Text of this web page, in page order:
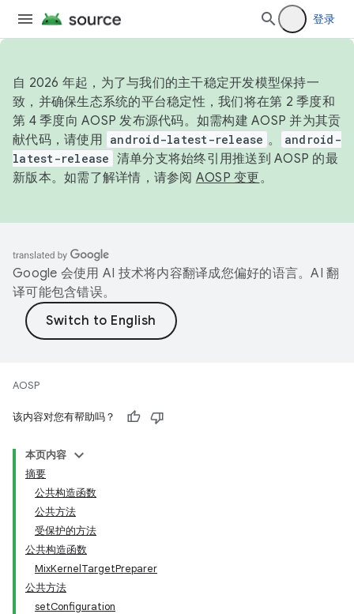
登录
自 2026 年起，为了与我们的主干稳定开发模型保持一
致，并确保生态系统的平台稳定性，我们将在第 2 季度和
第 4 季度向 AOSP 发布源代码。如需构建 AOSP 并为其贡
献代码，请使用 android-latest-release 。
android-
latest-release 清单分支将始终引用推送到 AOSP 的最
新版本。如需了解详情，请参阅 AOSP 变更。
Google 会使用 AI 技术将内容翻译成您偏好的语言。AI 翻
译可能包含错误。
AOSP
该内容对您有帮助吗？
本页内容
摘要
公共构造函数
公共方法
受保护的方法
公共构造函数
MixKernelTargetPreparer
公共方法
setConfiguration